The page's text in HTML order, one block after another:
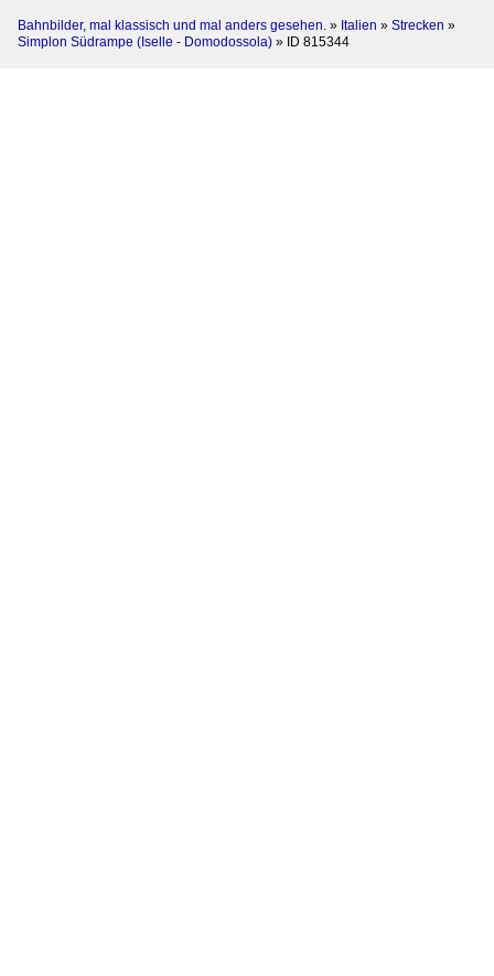
Bahnbilder, mal klassisch und mal anders gesehen. » Italien » Strecken »
Simplon Südrampe (Iselle - Domodossola) » ID 815344